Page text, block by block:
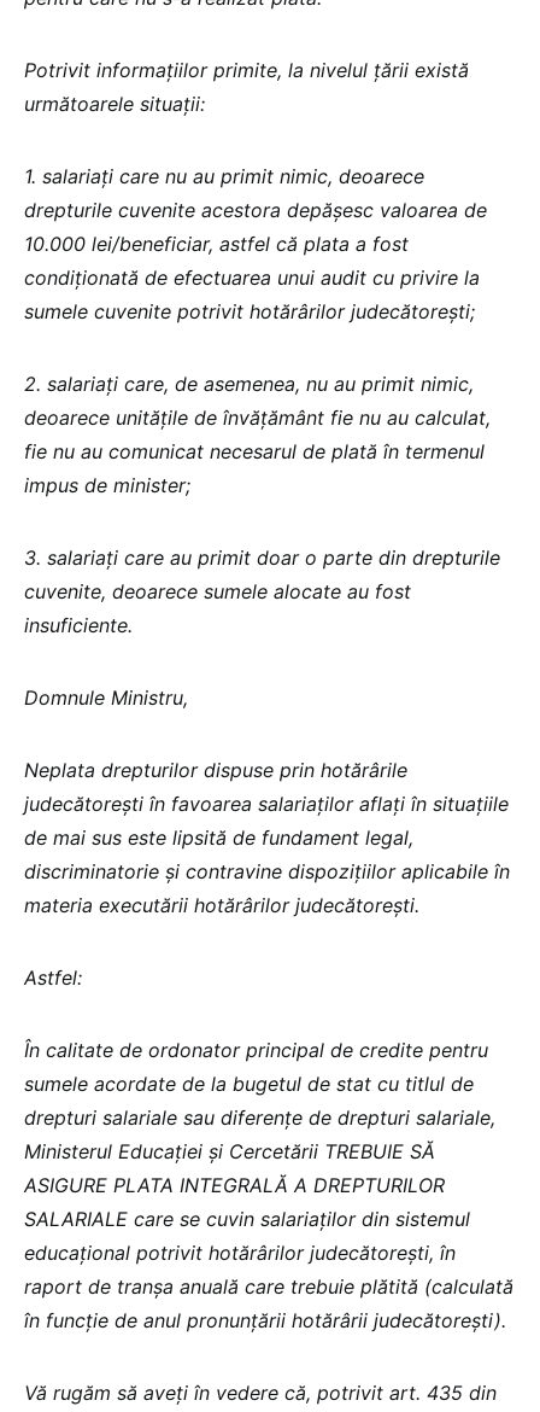
Potrivit informațiilor primite, la nivelul țării există
următoarele situații:
1. salariați care nu au primit nimic, deoarece
drepturile cuvenite acestora depășesc valoarea de
10.000 lei/beneficiar, astfel că plata a fost
condiționată de efectuarea unui audit cu privire la
sumele cuvenite potrivit hotărârilor judecătorești;
2. salariați care, de asemenea, nu au primit nimic,
deoarece unitățile de învățământ fie nu au calculat,
fie nu au comunicat necesarul de plată în termenul
impus de minister;
3. salariați care au primit doar o parte din drepturile
cuvenite, deoarece sumele alocate au fost
insuficiente.
Domnule Ministru,
Neplata drepturilor dispuse prin hotărârile
judecătorești în favoarea salariaților aflați în situațiile
de mai sus este lipsită de fundament legal,
discriminatorie și contravine dispozițiilor aplicabile în
materia executării hotărârilor judecătorești.
Astfel:
În calitate de ordonator principal de credite pentru
sumele acordate de la bugetul de stat cu titlul de
drepturi salariale sau diferențe de drepturi salariale,
Ministerul Educației și Cercetării TREBUIE SĂ
ASIGURE PLATA INTEGRALĂ A DREPTURILOR
SALARIALE care se cuvin salariaților din sistemul
educațional potrivit hotărârilor judecătorești, în
raport de tranșa anuală care trebuie plătită (calculată
în funcție de anul pronunțării hotărârii judecătorești).
Vă rugăm să aveți în vedere că, potrivit art. 435 din